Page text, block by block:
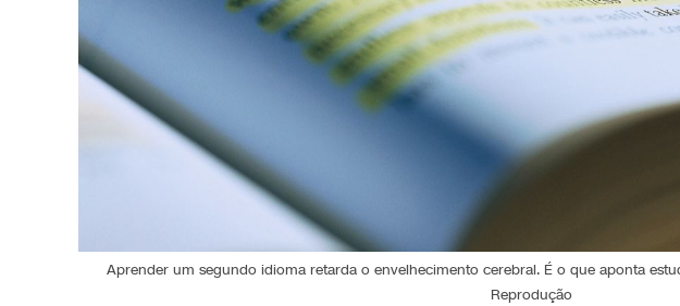
Aprender um segundo idioma retarda o envelhecimento cerebral. É o que aponta
Reprodução